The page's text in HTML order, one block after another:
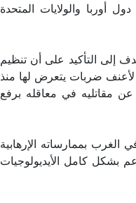
أوربا والولايات المتحدة
إلى التأكيد على أن تنظيم
لأعنف ضربات يتعرض لها منذ
مقاتليه في معاقله برفع
بممارساته الإرهابية
بشكل كامل الأيديولوجيات